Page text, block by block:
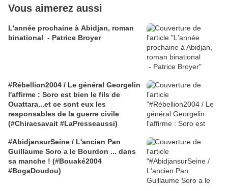
Vous aimerez aussi
L'année prochaine à Abidjan, roman
binational - Patrice Broyer
#Rébellion2004 / Le général Georgelin
l'affirme : Soro est bien le fils de
Ouattara...et ce sont eux les
responsables de la guerre civile
(#Chiracsavait #LaPresseaussi)
#AbidjansurSeine / L'ancien Pan
Guillaume Soro a le Bourdon ... dans
sa manche ! (#Bouaké2004
#BogaDoudou)